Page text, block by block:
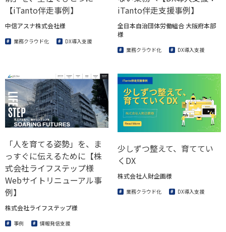
【iTanto伴走事例】
中信アスナ株式会社様
業務クラウド化 DX導入支援
iTanto伴走支援事例】
全日本自治団体労働組合 大阪府本部
様
業務クラウド化 DX導入支援
「人を育てる姿勢」を、ま
っすぐに伝えるために【株
式会社ライフステップ様
Webサイトリニューアル事
例】
株式会社ライフステップ様
事例 情報発信支援
少しずつ整えて、育ててい
くDX
株式会社人財企画様
業務クラウド化 DX導入支援